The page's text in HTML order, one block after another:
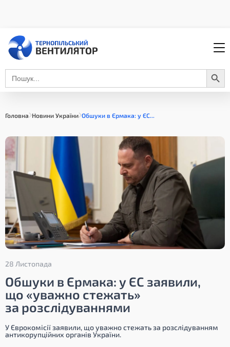
Search
for:
Search Button
Головна Новини України Обшуки в Єрмака: у ЄС...
28 Листопада
Обшуки в Єрмака: у ЄС заявили,
що «уважно стежать»
за розслідуваннями
У Єврокомісії заявили, що уважно стежать за розслідуванням
антикорупційних органів України.